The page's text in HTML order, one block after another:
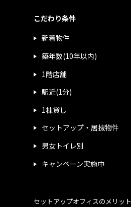
こだわり条件
新着物件
築年数(10年以内)
1階店舗
駅近(1分)
1棟貸し
セットアップ・居抜物件
男女トイレ別
キャンペーン実施中
セットアップオフィスのメリット